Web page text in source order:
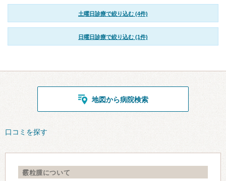
土曜日診療で絞り込む (4件)
日曜日診療で絞り込む (1件)
地図から病院検索
口コミを探す
霰粒腫について